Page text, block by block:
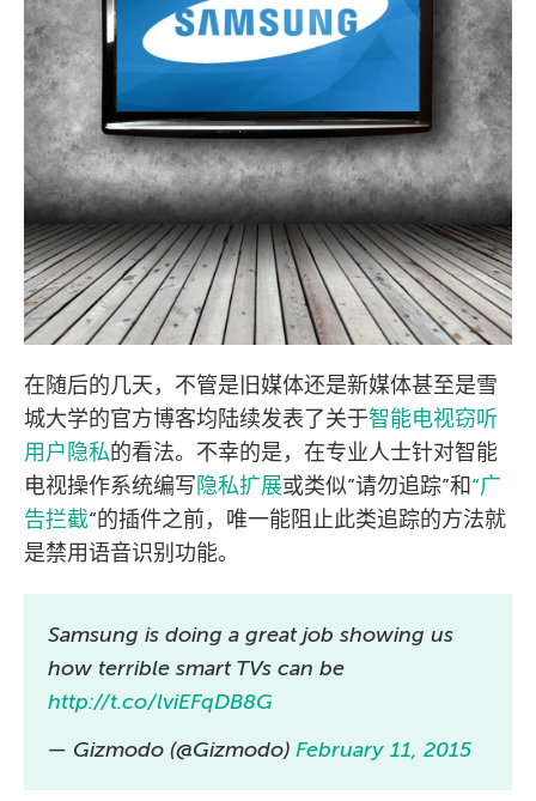
在随后的几天，不管是旧媒体还是新媒体甚至是雪
城大学的官方博客均陆续发表了关于智能电视窃听
用户隐私的看法。不幸的是，在专业人士针对智能
电视操作系统编写隐私扩展或类似”请勿追踪”和“广
告拦截“的插件之前，唯一能阻止此类追踪的方法就
是禁用语音识别功能。
Samsung is doing a great job showing us
how terrible smart TVs can be
http://t.co/lviEFqDB8G
— Gizmodo (@Gizmodo) February 11, 2015